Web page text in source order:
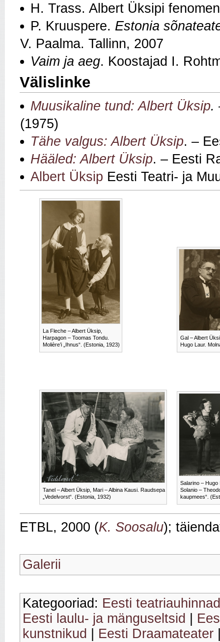
H. Trass. Albert Üksipi
P. Kruuspere. Estonia
V. Paalma. Tallinn, 2007
Vaim ja aeg. Koostajad I.
Välislinke
Muusikaline tund: Albert Üksip.
(1975)
Tähe valgus: Albert Üksip. –
Hääled: Albert Üksip. – Eesti
Albert Üksip Eesti Teatri- ja
La Fleche – Albert Üksip,
Harpagon – Toomas Tondu.
Molière’i „Ihnus“. (Estonia, 1923)
Gal – Albert
Hugo Laur.
Tanel – Albert Üksip, Mari – Albina Kausi. Raudsepa
„Vedelvorst“. (Estonia, 1932)
Salarino – Hugo
Solanio –
kaupmees“.
ETBL, 2000 (K. Soosalu);
Galerii
Kategooriad: Eesti
Eesti laulu- ja mänguseltsid
kunstnikud
Eesti Draamateater